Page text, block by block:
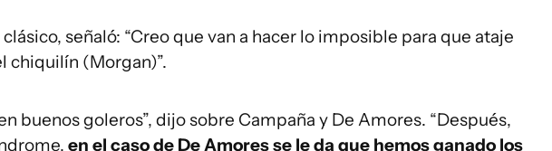
señaló: “Creo que van a hacer lo imposible para que ataje
chiquilín (Morgan)”.
buenos goleros”, dijo sobre Campaña y De Amores. “Después,
en el caso de De Amores se le da que hemos ganado los